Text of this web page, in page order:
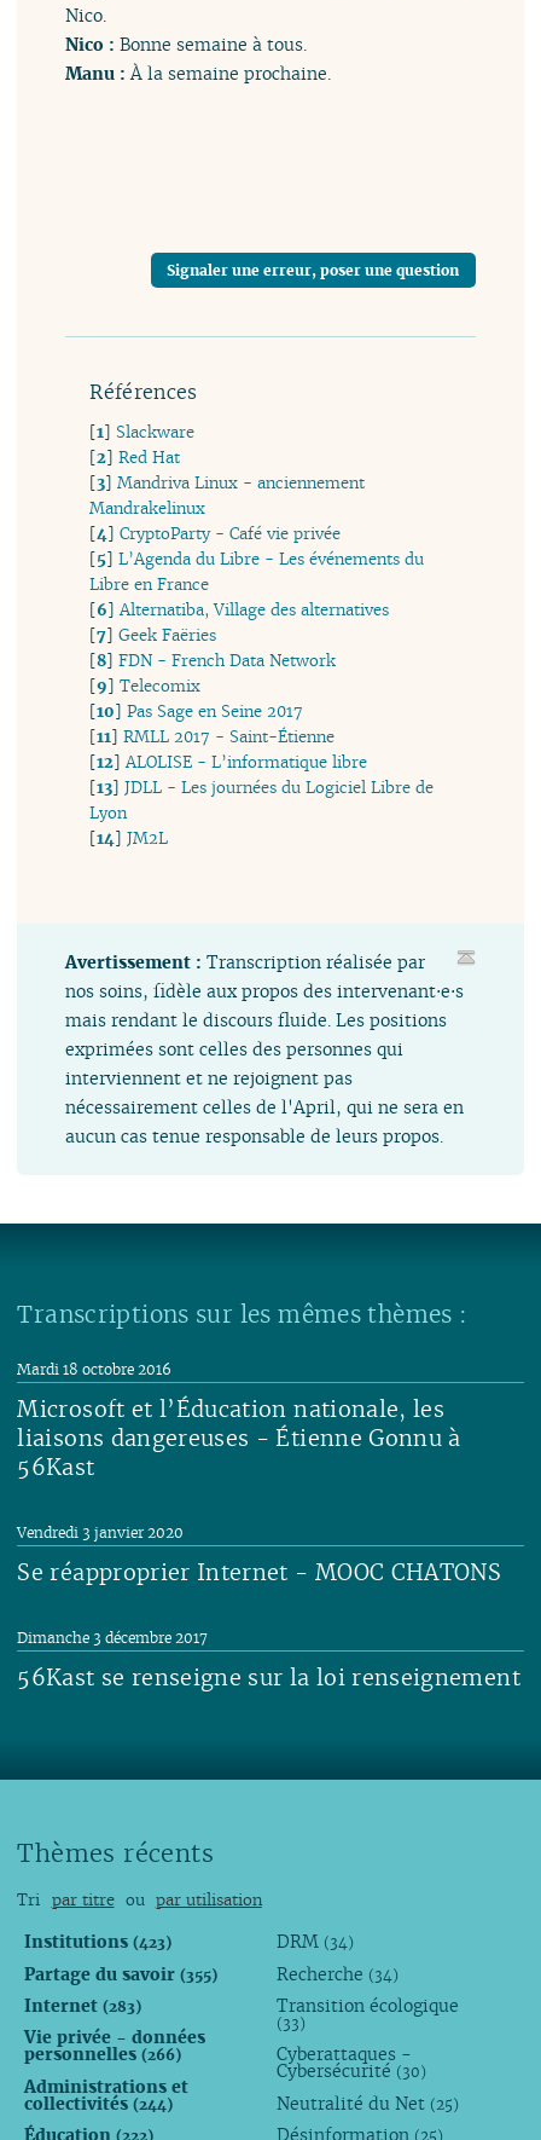
Nico.
Nico :Bonne semaine à tous.
Manu :À la semaine prochaine.
Signaler une erreur, poser une question
Références
[1]Slackware
[2]Red Hat
[3]Mandriva Linux - anciennement
Mandrakelinux
[4]CryptoParty - Café vie privée
[5]L’Agenda du Libre - Les événements du
Libre en France
[6]Alternatiba, Village des alternatives
[7]Geek Faëries
[8]FDN - French Data Network
[9]Telecomix
[10]Pas Sage en Seine 2017
[11]RMLL 2017 - Saint-Étienne
[12]ALOLISE - L’informatique libre
[13]JDLL - Les journées du Logiciel Libre de
Lyon
[14]JM2L
Avertissement :Transcription réalisée par
nos soins, fidèle aux propos des intervenant⋅e⋅s
mais rendant le discours fluide. Les positions
exprimées sont celles des personnes qui
interviennent et ne rejoignent pas
nécessairement celles de l'April, qui ne sera en
aucun cas tenue responsable de leurs propos.
Transcriptions sur les mêmes thèmes :
Microsoft et l’Éducation nationale, les
liaisons dangereuses - Étienne Gonnu à
56Kast
Mardi 18 octobre 2016
Se réapproprier Internet - MOOC CHATONS
Vendredi 3 janvier 2020
56Kast se renseigne sur la loi renseignement
Dimanche 3 décembre 2017
Thèmes récents
Tri par titre ou par utilisation
Institutions (423)
Partage du savoir (355)
Internet (283)
Vie privée - données
personnelles (266)
Administrations et
collectivités (244)
Éducation (222)
DRM (34)
Recherche (34)
Transition écologique
(33)
Cyberattaques -
Cybersécurité (30)
Neutralité du Net (25)
Désinformation (25)